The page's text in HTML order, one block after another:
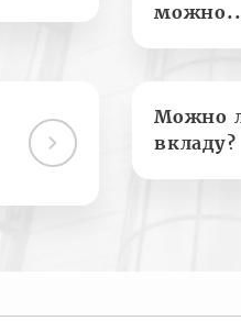
Можно
вкладу?